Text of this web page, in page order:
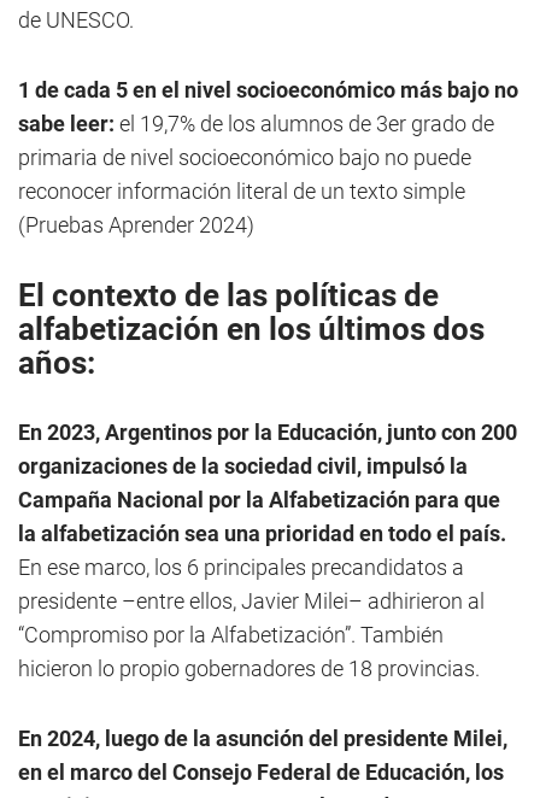
de UNESCO.
1 de cada 5 en el nivel socioeconómico más bajo no
sabe leer: el 19,7% de los alumnos de 3er grado de
primaria de nivel socioeconómico bajo no puede
reconocer información literal de un texto simple
(Pruebas Aprender 2024)
El contexto de las políticas de
alfabetización en los últimos dos
años:
En 2023, Argentinos por la Educación, junto con 200
organizaciones de la sociedad civil, impulsó la
Campaña Nacional por la Alfabetización para que
la alfabetización sea una prioridad en todo el país.
En ese marco, los 6 principales precandidatos a
presidente –entre ellos, Javier Milei– adhirieron al
“Compromiso por la Alfabetización”. También
hicieron lo propio gobernadores de 18 provincias.
En 2024, luego de la asunción del presidente Milei,
en el marco del Consejo Federal de Educación, los